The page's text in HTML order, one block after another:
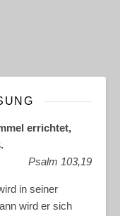
errichtet,
Psalm 103,19
in seiner
wird er sich